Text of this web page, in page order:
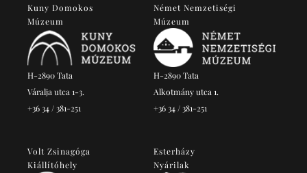
Kuny Domokos
Múzeum
H-2890 Tata
Váralja utca 1-3.
+36 34 / 381-251
Német Nemzetiségi
Múzeum
H-2890 Tata
Alkotmány utca 1.
+36 34 / 381-251
Volt Zsinagóga
Kiállítóhely
Esterházy
Nyárilak